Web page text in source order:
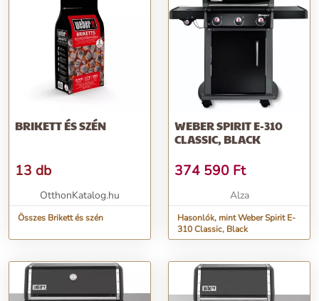
BRIKETT ÉS SZÉN
13 db
OtthonKatalog.hu
Összes Brikett és szén
WEBER SPIRIT E-310
CLASSIC, BLACK
374 590 Ft
Alza
Hasonlók, mint Weber Spirit E-
310 Classic, Black